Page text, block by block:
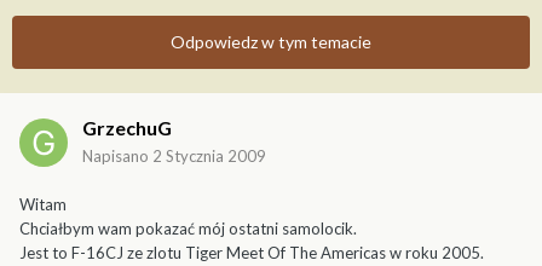
Odpowiedz w tym temacie
GrzechuG
Napisano 2 Stycznia 2009
Witam
Chciałbym wam pokazać mój ostatni samolocik.
Jest to F-16CJ ze zlotu Tiger Meet Of The Americas w roku 2005.